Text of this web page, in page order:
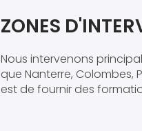
ZONES
Nous intervenons
que Nanterre, Colombes,
est de fournir des